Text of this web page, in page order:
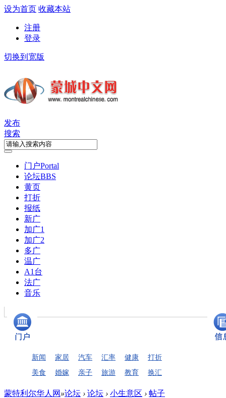
设为首页 收藏本站
注册
登录
切换到宽版
发布
搜索
门户Portal
论坛BBS
黄页
打折
报纸
新广
加广1
加广2
多广
温广
A1台
法广
音乐
新闻 家居 汽车 汇率 健康
打折
美食
婚嫁 亲子 旅游 教育 换汇
蒙特利尔华人网 »论坛 › 论坛 › 小生意区 › 帖子